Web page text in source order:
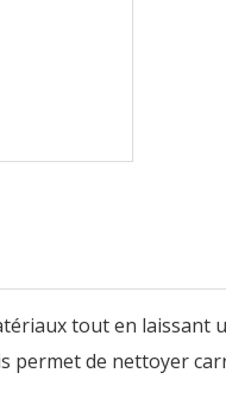
tout en laissant
permet de nettoyer